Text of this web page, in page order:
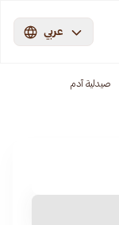
عربي
صيدلية آدم